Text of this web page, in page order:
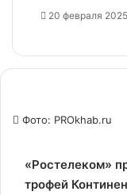
20 февраля
Фото: PROkhab.ru
«Ростелеком»
трофей